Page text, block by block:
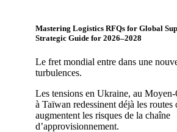
Mastering Logistics RFQs for Global
Strategic Guide for 2026–2028
Le fret mondial entre dans une
turbulences.
Les tensions en Ukraine, au
à Taïwan redessinent déjà les routes
augmentent les risques de la chaîne
d’approvisionnement.